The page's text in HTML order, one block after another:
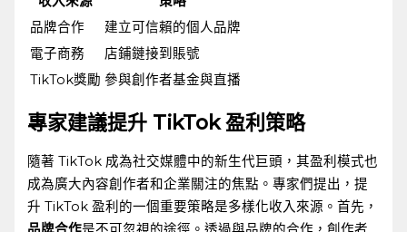
品牌合作
建立可信賴的個人品牌
電子商務
店鋪鏈接到賬號
TikTok獎勵 參與創作者基金與直播
專家建議提升 TikTok 盈利策略
隨著 TikTok 成為社交媒體中的新生代巨頭，其盈利模式也
成為廣大內容創作者和企業關注的焦點。專家們提出，提
升 TikTok 盈利的一個重要策略是多樣化收入來源。首先，